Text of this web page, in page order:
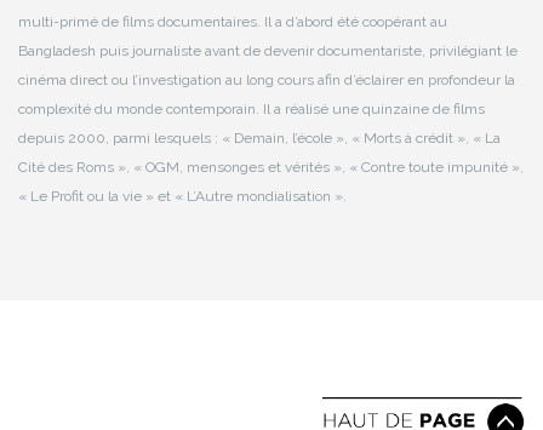
multi-primé de films documentaires. Il a d’abord été coopérant au
Bangladesh puis journaliste avant de devenir documentariste, privilégiant le
cinéma direct ou l’investigation au long cours afin d’éclairer en profondeur la
complexité du monde contemporain. Il a réalisé une quinzaine de films
depuis 2000, parmi lesquels : « Demain, l’école », « Morts à crédit », « La
Cité des Roms », « OGM, mensonges et vérités », « Contre toute impunité »,
« Le Profit ou la vie » et « L’Autre mondialisation ».